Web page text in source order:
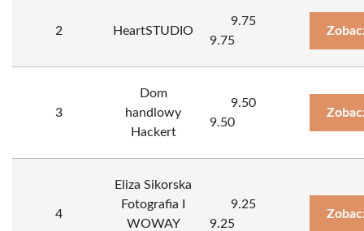
2 HeartSTUDIO
9.75
9.75
3
Dom
handlowy
Hackert
9.50
9.50
4
Eliza Sikorska
Fotografia I
WOWAY
9.25
9.25